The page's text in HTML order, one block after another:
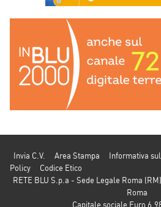
Invia C.V. Area Stampa Informativa
Policy
Codice Etico
RETE BLU S.p.a - Sede Legale Roma
Roma
Capitale sociale Euro